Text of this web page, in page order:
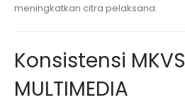
meningkatkan citra pelaksana.
Konsistensi MKVS
MULTIMEDIA